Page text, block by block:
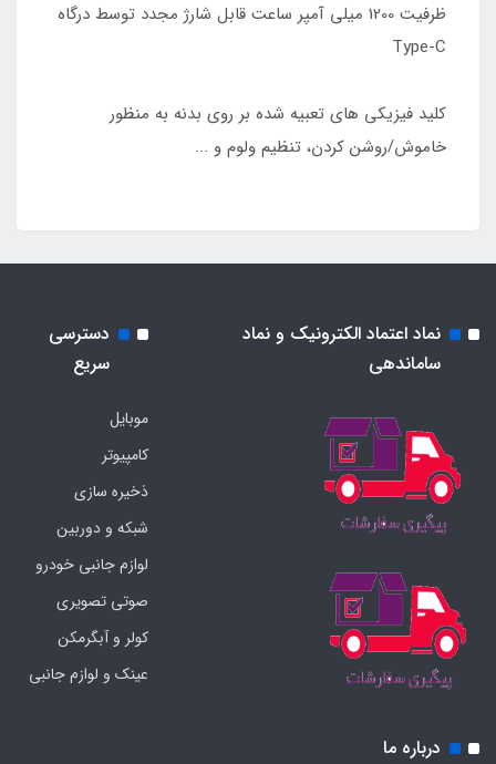
ظرفیت 1200 میلی آمپر ساعت قابل شارژ مجدد توسط درگاه
Type-C
کلید فیزیکی های تعبیه شده بر روی بدنه به منظور
خاموش/روشن کردن، تنظیم ولوم و ...
نماد اعتماد الکترونیک و نماد
ساماندهی
دسترسی
سریع
موبایل
کامپیوتر
ذخیره سازی
شبکه و دوربین
لوازم جانبی خودرو
صوتی تصویری
کولر و آبگرمکن
عینک و لوازم جانبی
درباره ما